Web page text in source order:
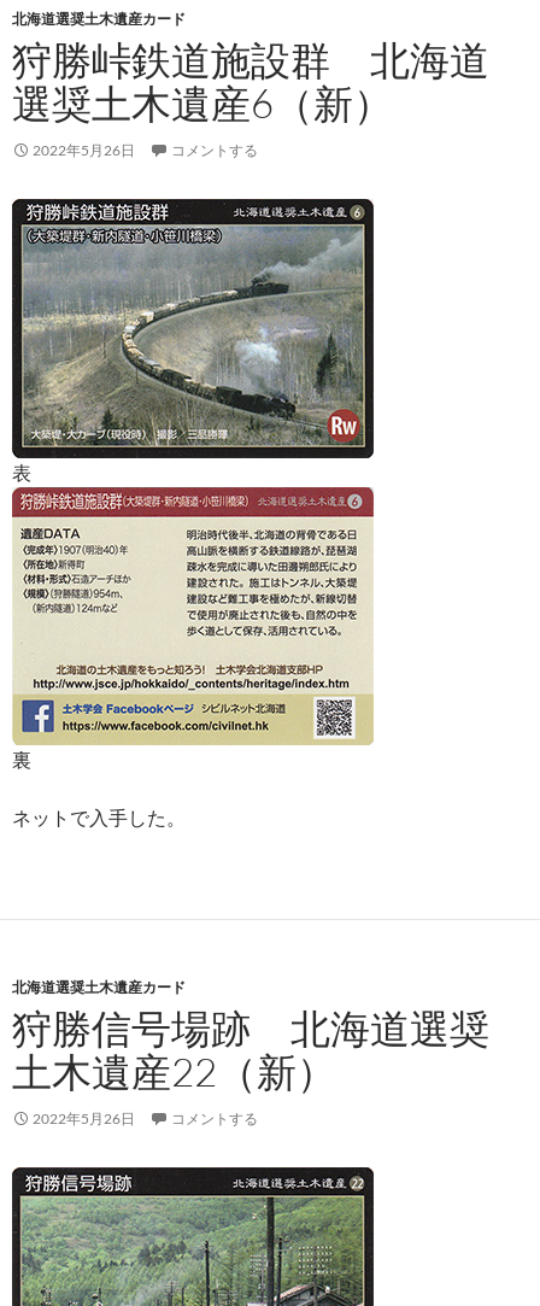
北海道選奨土木遺産カード
狩勝峠鉄道施設群 北海道
選奨土木遺産6（新）
2022年5月26日 コメントする
表
裏
ネットで入手した。
北海道選奨土木遺産カード
狩勝信号場跡 北海道選奨
土木遺産22（新）
2022年5月26日 コメントする